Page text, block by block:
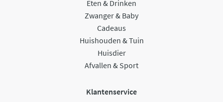
Eten & Drinken
Zwanger & Baby
Cadeaus
Huishouden & Tuin
Huisdier
Afvallen & Sport
Klantenservice